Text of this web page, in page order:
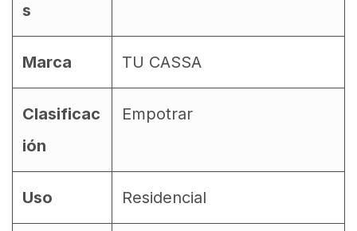
s
Marca TU CASSA
Clasificac
ión
Empotrar
Uso Residencial